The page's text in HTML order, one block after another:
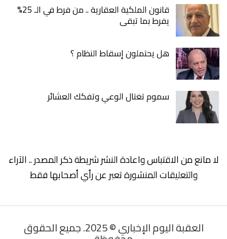
قانون الملكية العقارية .. من فرط في الـ 25%
يفرط بما تبقى
هل يحتملون إسقاط النظام ؟
سموم تغتال الوعي وتفكك العشائر
لا مانع من الاقتباس واعادة النشر شريطة ذكر المصدر .. الآراء
والتعليقات المنشورة تعبر عن رأي أصحابها فقط
العقبة اليوم الإخباري © 2025. جميع الحقوق